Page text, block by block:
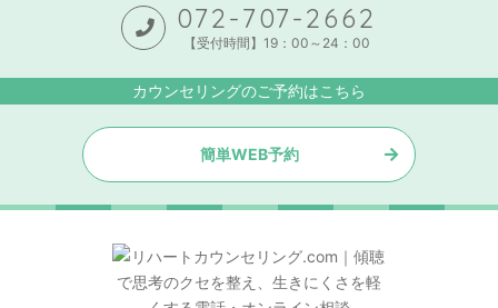
072-707-2662
【受付時間】19：00～24：00
カウンセリングのご予約はこちら
簡単WEB予約